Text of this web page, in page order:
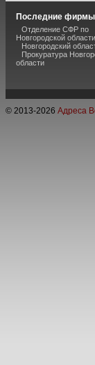
Последние фирмы
Отделение СФР по
Новгородской области
Новгородский
Прокуратура
области
© 2013-2026 Адреса